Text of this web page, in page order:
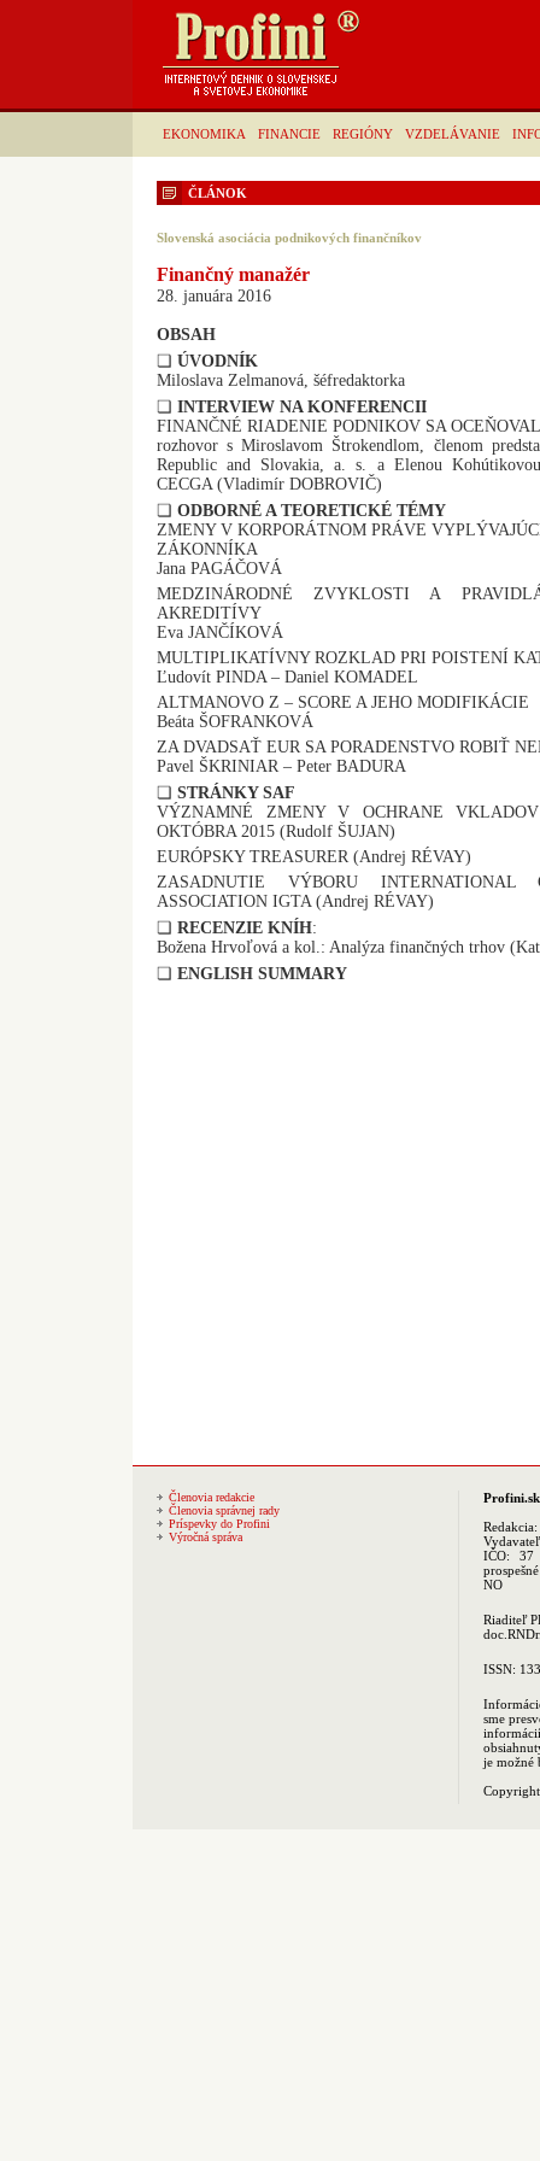
EKONOMIKA FINANCIE REGIÓNY VZDELÁVANIE
ČLÁNOK
Slovenská asociácia podnikových finančníkov
Finančný manažér
28. januára 2016
OBSAH
❏ ÚVODNÍK
Miloslava Zelmanová, šéfredaktorka
❏ INTERVIEW NA KONFERENCII
FINANČNÉ RIADENIE PODNIKOV SA
rozhovor s Miroslavom Štrokendlom, členom
Republic and Slovakia, a. s. a Elenou
CECGA (Vladimír DOBROVIČ)
❏ ODBORNÉ A TEORETICKÉ TÉMY
ZMENY V KORPORÁTNOM PRÁVE
ZÁKONNÍKA
Jana PAGÁČOVÁ
MEDZINÁRODNÉ ZVYKLOSTI A
AKREDITÍVY
Eva JANČÍKOVÁ
MULTIPLIKATÍVNY ROZKLAD PRI POISTENÍ
Ľudovít PINDA – Daniel KOMADEL
ALTMANOVO Z – SCORE A JEHO MODIFIKÁCIE
Beáta ŠOFRANKOVÁ
ZA DVADSAŤ EUR SA PORADENSTVO ROBIŤ
Pavel ŠKRINIAR – Peter BADURA
❏ STRÁNKY SAF
VÝZNAMNÉ ZMENY V OCHRANE
OKTÓBRA 2015 (Rudolf ŠUJAN)
EURÓPSKY TREASURER (Andrej RÉVAY)
ZASADNUTIE VÝBORU INTERNATIONAL
ASSOCIATION IGTA (Andrej RÉVAY)
❏ RECENZIE KNÍH:
Božena Hrvoľová a kol.: Analýza finančných trhov
❏ ENGLISH SUMMARY
Členovia redakcie
Členovia správnej rady
Príspevky do Profini
Výročná správa
Profini.sk
Redakcia:
IČO: 37
NO
Riaditeľ
ISSN:
sme
je možné